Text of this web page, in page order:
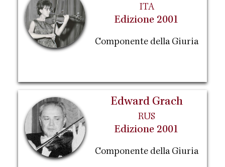
ITA
Edizione 2001
Componente della Giuria
Edward Grach
RUS
Edizione 2001
Componente della Giuria